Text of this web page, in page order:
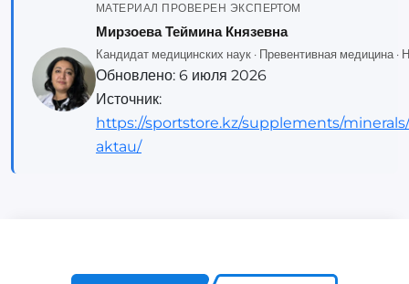
МАТЕРИАЛ ПРОВЕРЕН ЭКСПЕРТОМ
Мирзоева Теймина Князевна
Кандидат медицинских наук · Превентивная медицина ·
Обновлено: 6 июля 2026
Источник:
https://sportstore.kz/supplements/
aktau/